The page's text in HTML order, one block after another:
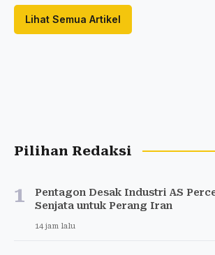
Lihat Semua Artikel
Pilihan Redaksi
1
Pentagon Desak Industri AS
Senjata untuk Perang Iran
14 jam lalu